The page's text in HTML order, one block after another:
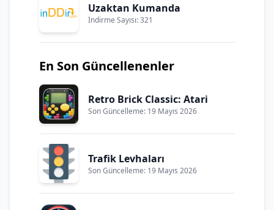
Uzaktan Kumanda
İndirme Sayısı: 321
En Son Güncellenenler
Retro Brick Classic: Atari
Son Güncelleme: 19 Mayıs 2026
Trafik Levhaları
Son Güncelleme: 19 Mayıs 2026